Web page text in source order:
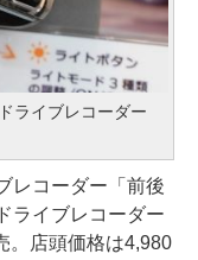
ライブレコーダー
レコーダー「前後
ライブレコーダー
。店頭価格は4,980